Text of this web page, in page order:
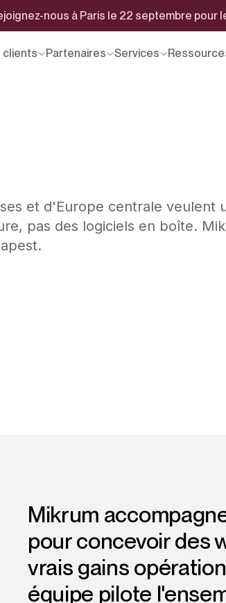
nous à Paris le 22 septembre pour
clients Partenaires Services
et d'Europe centrale veulent
pas des logiciels en boîte.
Mikrum
pour concevoir des
vrais gains
équipe pilote